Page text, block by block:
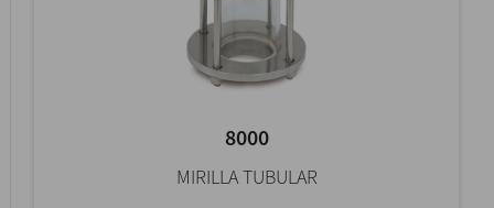
8000
MIRILLA TUBULAR